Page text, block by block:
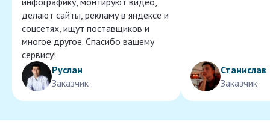
делают сайты, рекламу в яндексе и
соцсетях, ищут поставщиков и
многое другое. Спасибо вашему
сервису!
Руслан
Заказчик
Станислав
Заказчик